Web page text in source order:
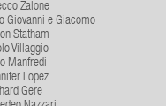
Zalone
Giovanni e Giacomo
Statham
Villaggio
Manfredi
Lopez
Gere